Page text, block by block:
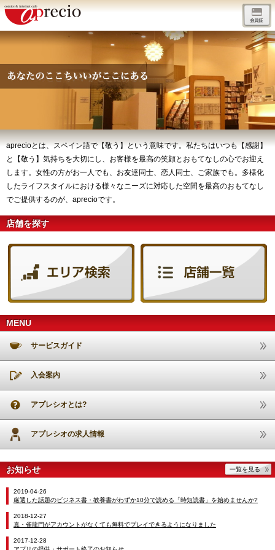
aprecioとは、スペイン語で【敬う】という意味です。私たちはいつも【感謝】
と【敬う】気持ちを大切にし、お客様を最高の笑顔とおもてなしの心でお迎え
します。女性の方がお一人でも、お友達同士、恋人同士、ご家族でも。多様化
したライフスタイルにおける様々なニーズに対応した空間を最高のおもてなし
でご提供するのが、aprecioです。
店舗を探す
MENU
サービスガイド
入会案内
アプレシオとは?
アプレシオの求人情報
お知らせ 一覧を見る
2019-04-26
厳選した話題のビジネス書・教養書がわずか10分で読める「時短読書」を始めませんか?
2018-12-27
真・雀龍門がアカウントがなくても無料でプレイできるようになりました
2017-12-28